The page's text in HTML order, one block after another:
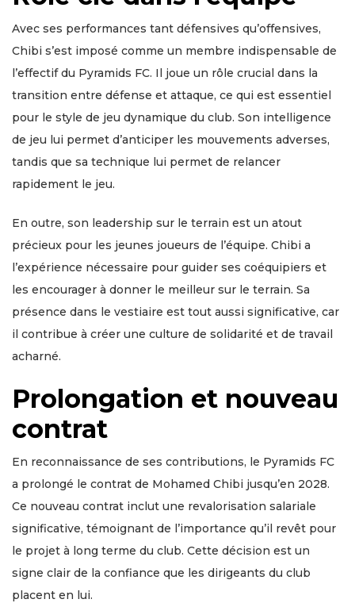
Avec ses performances tant défensives qu’offensives,
Chibi s’est imposé comme un membre indispensable de
l’effectif du Pyramids FC. Il joue un rôle crucial dans la
transition entre défense et attaque, ce qui est essentiel
pour le style de jeu dynamique du club. Son intelligence
de jeu lui permet d’anticiper les mouvements adverses,
tandis que sa technique lui permet de relancer
rapidement le jeu.
En outre, son leadership sur le terrain est un atout
précieux pour les jeunes joueurs de l’équipe. Chibi a
l’expérience nécessaire pour guider ses coéquipiers et
les encourager à donner le meilleur sur le terrain. Sa
présence dans le vestiaire est tout aussi significative, car
il contribue à créer une culture de solidarité et de travail
acharné.
Prolongation et nouveau
contrat
En reconnaissance de ses contributions, le Pyramids FC
a prolongé le contrat de Mohamed Chibi jusqu’en 2028.
Ce nouveau contrat inclut une revalorisation salariale
significative, témoignant de l’importance qu’il revêt pour
le projet à long terme du club. Cette décision est un
signe clair de la confiance que les dirigeants du club
placent en lui.